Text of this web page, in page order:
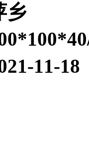
乡
11-18